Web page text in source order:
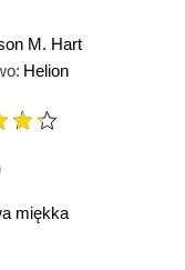
M. Hart
Helion
miękka